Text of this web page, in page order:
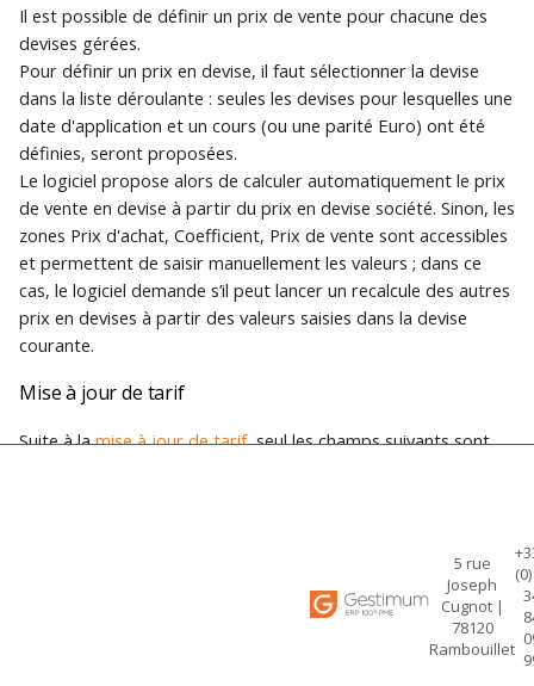
Il est possible de définir un prix de vente pour chacune des
devises gérées.
Pour définir un prix en devise, il faut sélectionner la devise
dans la liste déroulante : seules les devises pour lesquelles une
date d'application et un cours (ou une parité Euro) ont été
définies, seront proposées.
Le logiciel propose alors de calculer automatiquement le prix
de vente en devise à partir du prix en devise société. Sinon, les
zones Prix d'achat, Coefficient, Prix de vente sont accessibles
et permettent de saisir manuellement les valeurs ; dans ce
cas, le logiciel demande s’il peut lancer un recalcule des autres
prix en devises à partir des valeurs saisies dans la devise
courante.
Mise à jour de tarif
Suite à lamise à jour de tarif, seul les champs suivants sont
Nouveau prix de vente (ART_N_VTE),
Date de mise à jour (ART_DT_NEW).
5 rue
Joseph
Cugnot |
78120
Rambouillet